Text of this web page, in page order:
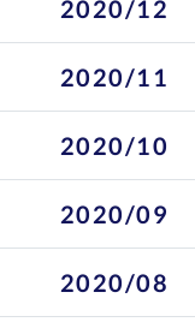
2020/12
2020/11
2020/10
2020/09
2020/08